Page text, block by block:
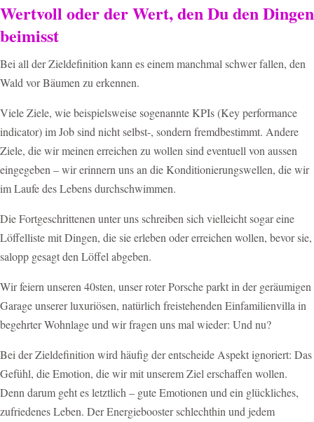
Wertvoll oder der Wert, den Du den Dingen
beimisst
Bei all der Zieldefinition kann es einem manchmal schwer fallen, den
Wald vor Bäumen zu erkennen.
Viele Ziele, wie beispielsweise sogenannte KPIs (Key performance
indicator) im Job sind nicht selbst-, sondern fremdbestimmt. Andere
Ziele, die wir meinen erreichen zu wollen sind eventuell von aussen
eingegeben – wir erinnern uns an die Konditionierungswellen, die wir
im Laufe des Lebens durchschwimmen.
Die Fortgeschrittenen unter uns schreiben sich vielleicht sogar eine
Löffelliste mit Dingen, die sie erleben oder erreichen wollen, bevor sie,
salopp gesagt den Löffel abgeben.
Wir feiern unseren 40sten, unser roter Porsche parkt in der geräumigen
Garage unserer luxuriösen, natürlich freistehenden Einfamilienvilla in
begehrter Wohnlage und wir fragen uns mal wieder: Und nu?
Bei der Zieldefinition wird häufig der entscheide Aspekt ignoriert: Das
Gefühl, die Emotion, die wir mit unserem Ziel erschaffen wollen.
Denn darum geht es letztlich – gute Emotionen und ein glückliches,
zufriedenes Leben. Der Energiebooster schlechthin und jedem